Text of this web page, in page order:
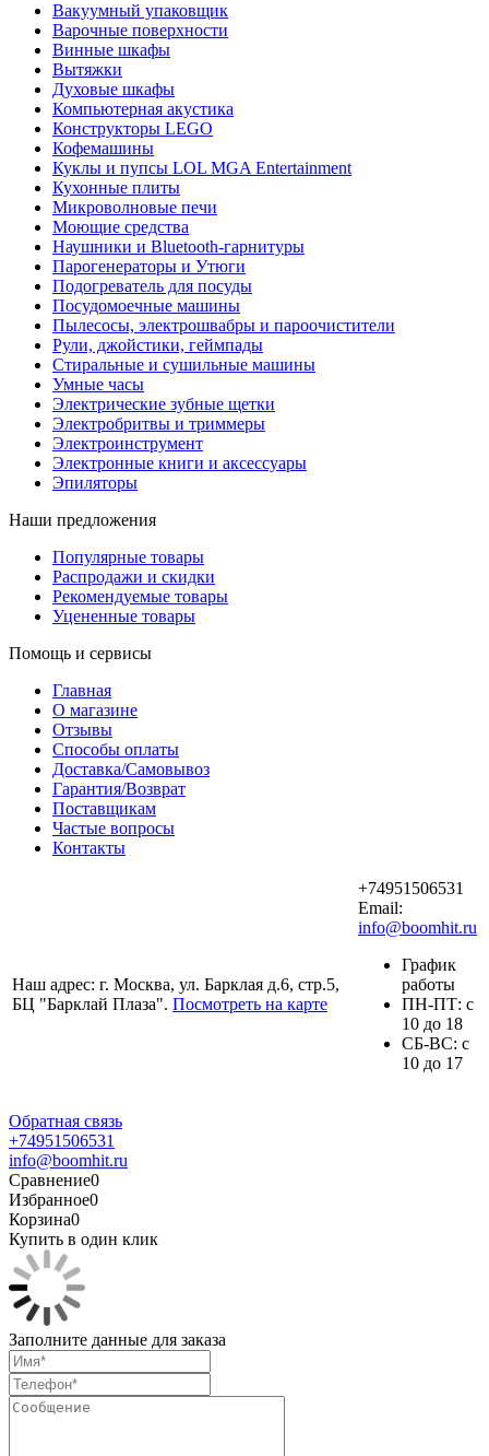
Вакуумный упаковщик
Варочные поверхности
Винные шкафы
Вытяжки
Духовые шкафы
Компьютерная акустика
Конструкторы LEGO
Кофемашины
Куклы и пупсы LOL MGA Entertainment
Кухонные плиты
Микроволновые печи
Моющие средства
Наушники и Bluetooth-гарнитуры
Парогенераторы и Утюги
Подогреватель для посуды
Посудомоечные машины
Пылесосы, электрошвабры и пароочистители
Рули, джойстики, геймпады
Стиральные и сушильные машины
Умные часы
Электрические зубные щетки
Электробритвы и триммеры
Электроинструмент
Электронные книги и аксессуары
Эпиляторы
Наши предложения
Популярные товары
Распродажи и скидки
Рекомендуемые товары
Уцененные товары
Помощь и сервисы
Главная
О магазине
Отзывы
Способы оплаты
Доставка/Самовывоз
Гарантия/Возврат
Поставщикам
Частые вопросы
Контакты
Наш адрес: г. Москва, ул. Барклая д.6, стр.5,
БЦ "Барклай Плаза". Посмотреть на карте
+74951506531
Email:
info@boomhit.ru
График
работы
ПH-ПТ: с
10 до 18
СБ-ВС: с
10 до 17
Обратная связь
+74951506531
info@boomhit.ru
Сравнение0
Избранное0
Корзина0
Купить в один клик
Заполните данные для заказа